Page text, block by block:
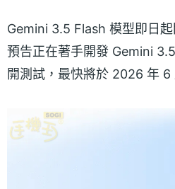
Gemini 3.5 Flash 模型即日
預告正在著手開發 Gemini
開測試，最快將於 2026 年 6